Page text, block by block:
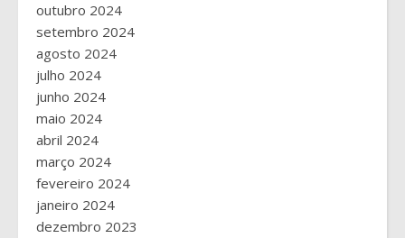
outubro 2024
setembro 2024
agosto 2024
julho 2024
junho 2024
maio 2024
abril 2024
março 2024
fevereiro 2024
janeiro 2024
dezembro 2023